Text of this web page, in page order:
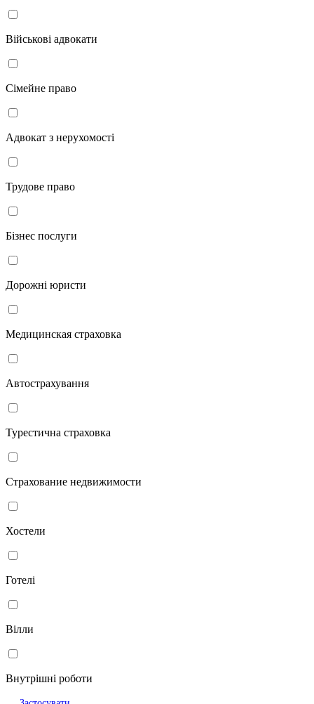
Військові адвокати
Сімейне право
Адвокат з нерухомості
Трудове право
Бізнес послуги
Дорожні юристи
Медицинская страховка
Автострахування
Турестична страховка
Страхование недвижимости
Хостели
Готелі
Вілли
Внутрішні роботи